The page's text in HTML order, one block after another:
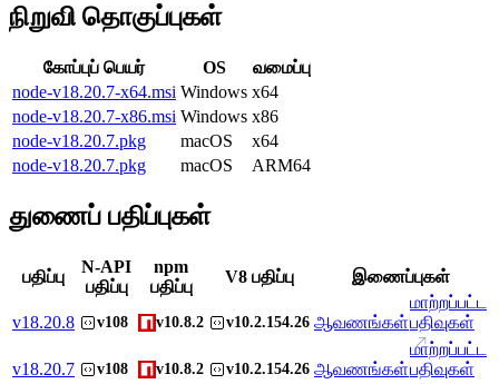
நிறுவி தொகுப்புகள்
கோப்புப் பெயர் OS
வமைப்பு
node-v18.20.7-x64.msi Windows x64
node-v18.20.7-x86.msi Windows x86
node-v18.20.7.pkg
macOS
x64
node-v18.20.7.pkg
macOS ARM64
துணைப் பதிப்புகள்
பதிப்பு
N-API
பதிப்பு
npm
பதிப்பு
V8 பதிப்பு இணைப்புகள்
v18.20.8 v108 v10.8.2 v10.2.154.26 ஆவணங்கள்
மாற்றப்பட்ட
பதிவுகள்
v18.20.7 v108 v10.8.2 v10.2.154.26 ஆவணங்கள்
மாற்றப்பட்ட
பதிவுகள்